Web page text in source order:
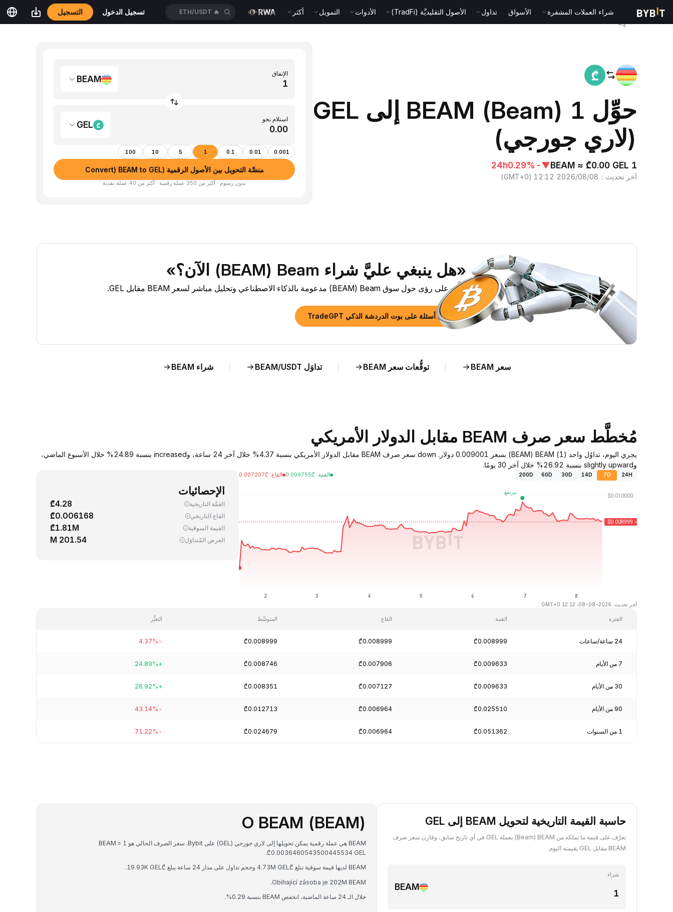
شراء العملات المشفرة الأسواق تداول الأصول التقليديَّة (TradFi) الأدوات التمويل أكثر 🔥
ETH/USDT تسجيل الدخول التسجيل
حوِّل 1 BEAM (Beam) إلى GEL
(لاري جورجي)
1 BEAM ≈ ₾0.00 GEL
▼
-0.29%
24h
آخر تحديث ：
2026/08/08 12:12
(
GMT+0
)
الإنفاق
BEAM
استلام نحو
GEL
0.001
0.01
0.1
1
5
10
100
منصَّة التحويل بين الأصول الرقمية (Convert) BEAM to GEL
بدون رسوم · أكثر من 350 عملة رقمية · أكثر من 40 عملة نقدية
«هل ينبغي عليَّ شراء Beam ‏(BEAM) الآن؟»
اطَّلع على رؤى حول سوق Beam ‏(BEAM) مدعومة بالذكاء الاصطناعي وتحليل مباشر لسعر BEAM مقابل GEL.
اطرح أسئلة على بوت الدردشة الذكي TradeGPT
سعر BEAM توقُّعات سعر BEAM تداوَل BEAM/USDT شراء BEAM
مُخطَّط سعر صرف BEAM مقابل الدولار الأمريكي
يجري اليوم، تداوُل واحد (1) BEAM ‏(BEAM) بسعر 0.009001 دولار. down سعر صرف BEAM مقابل الدولار الأمريكي بنسبة 4.37% خلال آخر 24 ساعة، وincreased بنسبة 24.89% خلال الأسبوع الماضي،
وslightly upward بنسبة 26.92% خلال آخر 30 يومًا.
24H
7D
14D
30D
60D
200D القمة:
₾
0.009755 القاع:
₾
0.007207
آخر تحديث: 2026-08-08، 12:12 GMT+0
الإحصائيات
القمَّة التاريخية ₾4.28
القاع التاريخي ₾0.006168
القيمة السوقية ₾1.81M
العرض المُتداوَل 201.54 M
الفترة القمة القاع المتوسِّط التغيُّر
24 ساعة/ساعات ₾0.008999
₾0.008999
₾0.008999
-4.37%
7 من الأيام ₾0.009633
₾0.007906
₾0.008746
+24.89%
30 من الأيام ₾0.009633
₾0.007127
₾0.008351
+26.92%
90 من الأيام ₾0.025510
₾0.006964
₾0.012713
-43.14%
1 من السنوات ₾0.051362
₾0.006964
₾0.024679
-71.22%
حاسبة القيمة التاريخية لتحويل BEAM إلى GEL
تعرَّف على قيمة ما تملكه من BEAM ‏(Beam) بعملة GEL في أي تاريخ سابق، وقارِن سعر صرف
BEAM مقابل GEL بقيمته اليوم.
شراء
BEAM
O BEAM (BEAM)
BEAM هي عملة رقمية يمكن تحويلها إلى لاري جورجي (GEL) على Bybit. سعر الصرف الحالي هو 1 BEAM =
₾0.0036460543500445534 GEL.
BEAM لديها قيمة سوقية تبلغ ₾4.73M GEL وحجم تداول على مدار 24 ساعة يبلغ ₾19.93K GEL.
Obíhající zásoba je 202M BEAM.
خلال الـ 24 ساعة الماضية، انخفض BEAM بنسبة 0.29%.